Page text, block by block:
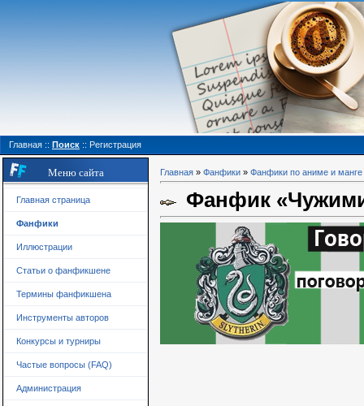
Главная :: Поиск :: Регистрация
Меню сайта
Главная страница
Фанфики
Иллюстрации
Статьи о фанфикшене
Термины фанфикшена
Инструменты авторов
Конкурсы и турниры
Частые вопросы (FAQ)
Администрация
Главная » Фанфики » Фанфики по аниме и манге
Фанфик